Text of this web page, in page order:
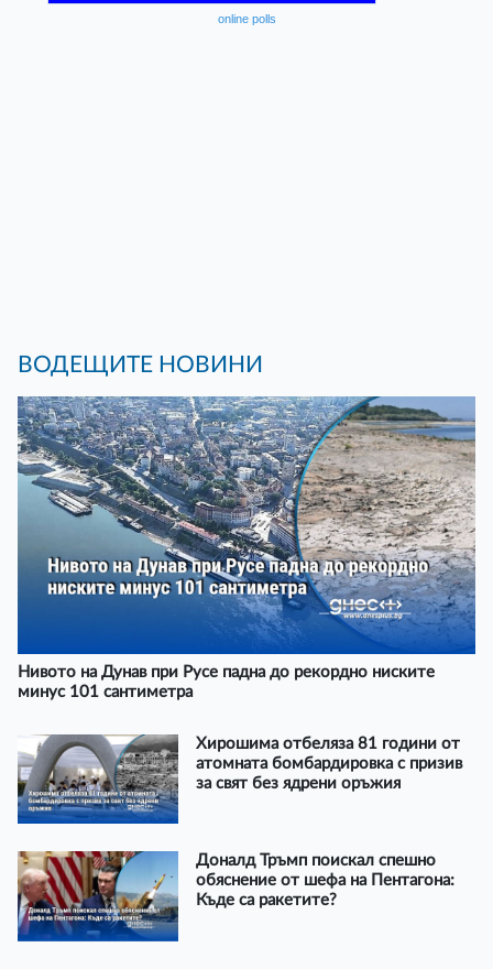
online polls
ВОДЕЩИТЕ НОВИНИ
Нивото на Дунав при Русе падна до рекордно ниските
минус 101 сантиметра
Хирошима отбеляза 81 години от
атомната бомбардировка с призив
за свят без ядрени оръжия
Доналд Тръмп поискал спешно
обяснение от шефа на Пентагона:
Къде са ракетите?